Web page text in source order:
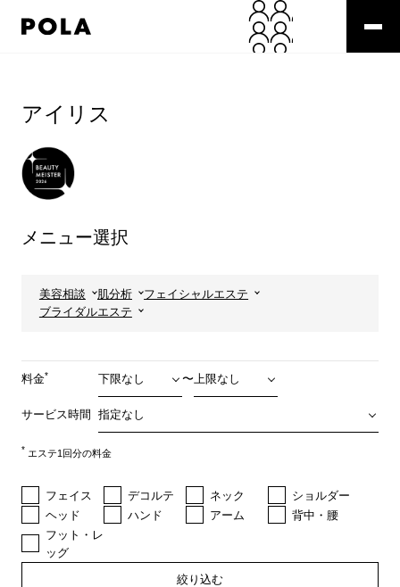
アイリス
メニュー選択
美容相談 肌分析
フェイシャルエステ
ブライダルエステ
料金* 〜
サービス時間
* エステ1回分の料金
フェイス デコルテ ネック
ショルダー
ヘッド
ハンド アーム
背中・腰
フット・レ
ッグ
絞り込む